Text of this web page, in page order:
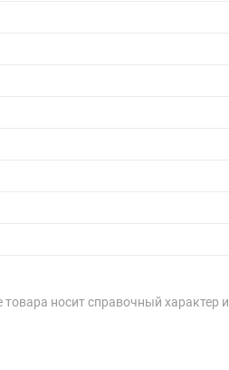
носит справочный характер и